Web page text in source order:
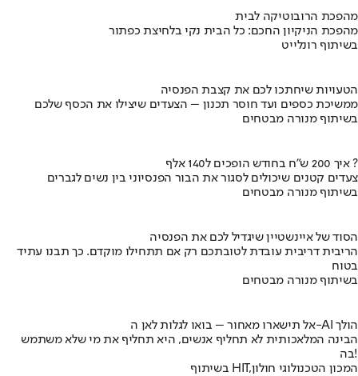
מהפכת הרובוטיקה לבית
מהפכת הניקיון החכם: כל הבית נקי בלחיצת כפתור
בשיתוף רונלייט
הטעויות שיחתכו לכם את קצבת הפנסיה
ממשיכת כספים ועד חוסר תכנון – הצעדים שיצילו את הכסף שלכם
בשיתוף מנורה מבטחים
איך 200 ש"ח בחודש הופכים ל140 אלף ?
צעדים קטנים שיכולים לסגור את הבור הפנסיוני בין נשים לגברים
בשיתוף מנורה מבטחים
הסוד של איינשטיין שיגדיל לכם את הפנסיה
הריבית דריבית עובדת לטובתכם רק אם תתחילו מוקדם. כך תבנו עתיד
בטוח
בשיתוף מנורה מבטחים
אל תישארו מאחור – בואו לגלות לאן ה-AI הולך
הבינה המלאכותית לא תחליף אנשים, היא תחליף את מי שלא משתמש
בה!
בשיתוף HIT,המכון הטכנולוגי חולון